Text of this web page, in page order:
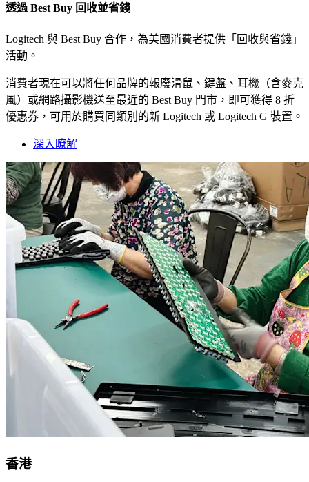
透過 Best Buy 回收並省錢
Logitech 與 Best Buy 合作，為美國消費者提供「回收與省錢」
活動。
消費者現在可以將任何品牌的報廢滑鼠、鍵盤、耳機（含麥克
風）或網路攝影機送至最近的 Best Buy 門市，即可獲得 8 折
優惠券，可用於購買同類別的新 Logitech 或 Logitech G 裝置。
深入瞭解
香港